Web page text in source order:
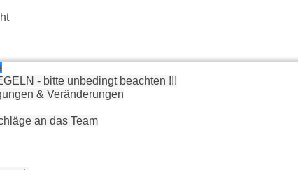
- bitte unbedingt beachten !!!
& Veränderungen
an das Team